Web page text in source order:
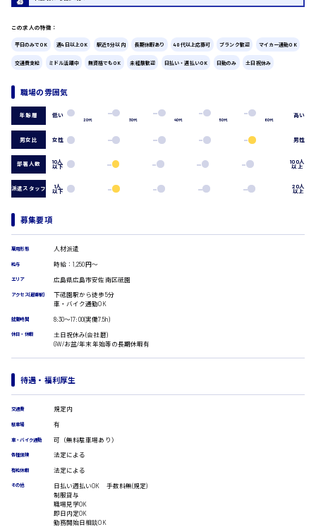
製造・軽作業・物流系
組立、加工
検品・包装・箱詰め
軽作業
フォークリフト
介護・医療系
医師
介護職
看護助手
オフィスワーク系
一般事務
総務事務
受付事務
IT・クリエイティブ系
校正・編集
システムエンジニア
プログラマー
カスタマーエンジニア
販売・サービス・フード系
経営企画
広島市南区
広島市西区
広島市佐伯区
広島市安佐南区
広島市安佐北区
広島市安芸区
時給1300円～
時給1400円～
時給1500円以上
時給制すべて
この求人の特徴：
平日のみでOK 週4日以上OK 駅近5分以内 長期休暇あり 40代以上応募可 ブランク歓迎 マイカー通勤OK
交通費支給 ミドル活躍中 無資格でもOK 未経験歓迎 日払い・週払いOK 日勤のみ 土日祝休み
職場の雰囲気
年齢層 低い
20代 30代 40代 50代 60代
高い
男女比 女性 男性
部署人数 10人
以下
100人
以上
派遣スタッフ 1人
以下
20人
以上
募集要項
雇用形態 人材派遣
給与 時給：1,250円～
エリア 広島県広島市安佐南区祇園
アクセス(最寄駅)
下祗園駅から徒歩5分
車・バイク通勤OK
就業時間 8:30〜17:00(実働7.5h)
休日・休暇
土日祝休み(会社暦)
GW/お盆/年末年始等の長期休暇有
待遇・福利厚生
交通費 規定内
駐車場 有
車・バイク通勤 可（無料駐車場あり）
各種保険 法定による
有給休暇 法定による
その他
日払い週払いOK 手数料無(規定)
制服貸与
職場見学OK
即日内定OK
勤務開始日相談OK